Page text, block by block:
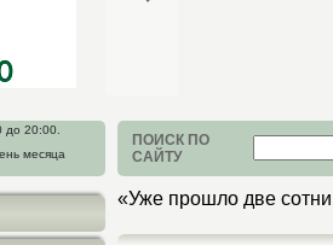
до 20:00.
месяца
ПОИСК ПО
САЙТУ
«Уже прошло две